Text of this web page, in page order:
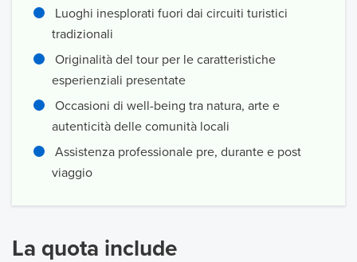
Luoghi inesplorati fuori dai circuiti turistici
tradizionali
Originalità del tour per le caratteristiche
esperienziali presentate
Occasioni di well-being tra natura, arte e
autenticità delle comunità locali
Assistenza professionale pre, durante e post
viaggio
La quota include